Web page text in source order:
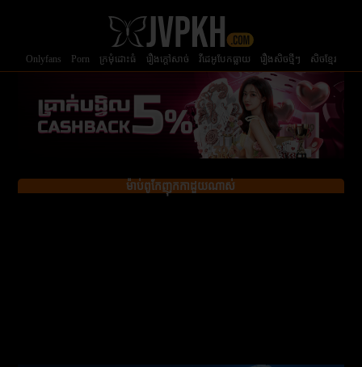
Onlyfans Porn ក្រមំុដោះធំ រឿងក្ដៅសាច់ វីដេអូបែកធ្លាយ រឿងសិចថ្មីៗ សិចខ្មែរ
ម៉ាប់ពូកែញុកកាដួយណាស់